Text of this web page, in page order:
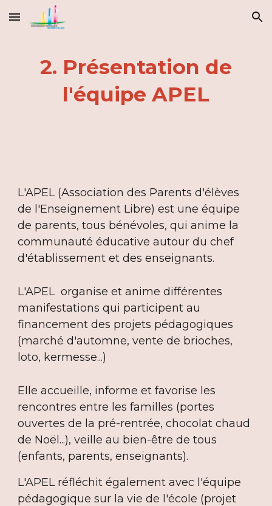
Skip to main content Skip to navigation
2. Présentation de
l'équipe APEL
L'APEL (Association des Parents d'élèves
de l'Enseignement Libre) est une équipe
de parents, tous bénévoles, qui anime la
communauté éducative autour du chef
d'établissement et des enseignants.
L'APEL organise et anime différentes
manifestations qui participent au
financement des projets pédagogiques
(marché d'automne, vente de brioches,
loto, kermesse...)
Elle accueille, informe et favorise les
rencontres entre les familles (portes
ouvertes de la pré-rentrée, chocolat chaud
de Noël...), veille au bien-être de tous
(enfants, parents, enseignants).
L'APEL réfléchit également avec l'équipe
pédagogique sur la vie de l'école (projet